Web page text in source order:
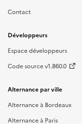
Contact
Développeurs
Espace développeurs
Code source v1.860.0
Alternance par ville
Alternance à Bordeaux
Alternance à Paris